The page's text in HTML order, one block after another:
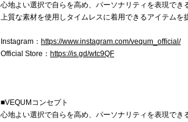
心地よい選択で自らを高め、パーソナリティを表現でき
上質な素材を使用しタイムレスに着用できるアイテムを
Instagram： https://www.instagram.com/vequm_official/
Official Store： https://is.gd/wtc9QF
■VEQUMコンセプト
心地よい選択で自らを高め、パーソナリティを表現でき